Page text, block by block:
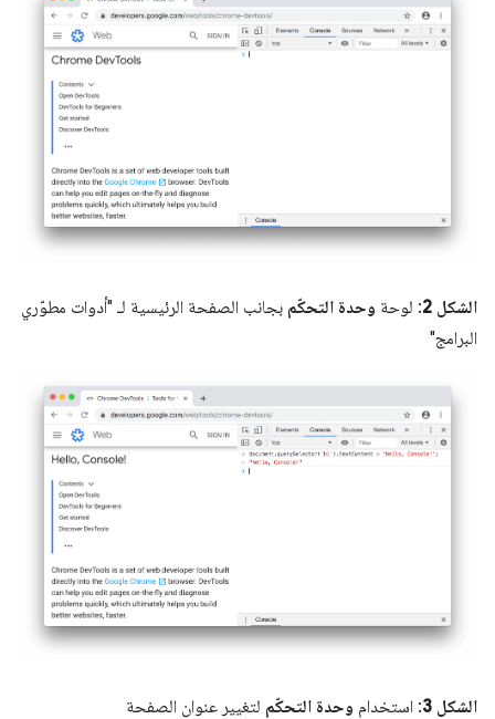
الشكل 2 : لوحة وحدة التحكّم بجانب الصفحة الرئيسية لـ "أدوات مطوّري
البرامج"
الشكل 3 : استخدام وحدة التحكّم لتغيير عنوان الصفحة